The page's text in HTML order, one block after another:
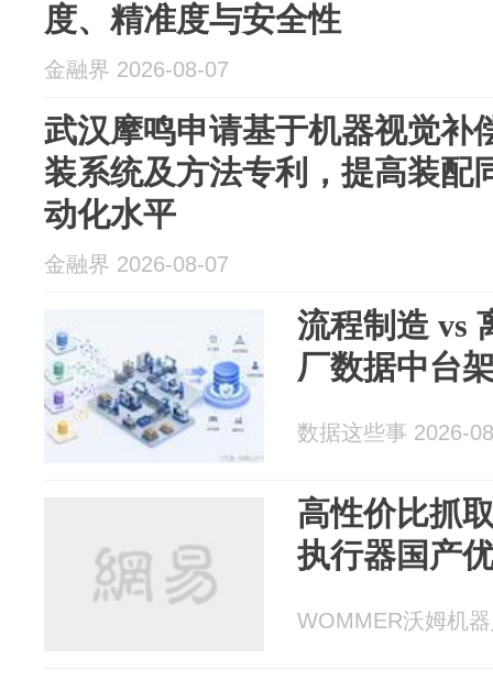
度、精准度与安全性
金融界 2026-08-07
武汉摩鸣申请基于机器视觉补
装系统及方法专利，提高装配
动化水平
金融界 2026-08-07
流程制造 vs
厂数据中台
数据这些事 2026-
高性价比抓
执行器国产
WOMMER沃姆机